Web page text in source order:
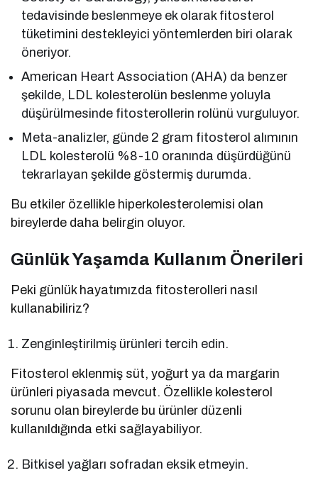
tedavisinde beslenmeye ek olarak fitosterol
tüketimini destekleyici yöntemlerden biri olarak
öneriyor.
American Heart Association (AHA) da benzer
şekilde, LDL kolesterolün beslenme yoluyla
düşürülmesinde fitosterollerin rolünü vurguluyor.
Meta-analizler, günde 2 gram fitosterol alımının
LDL kolesterolü %8-10 oranında düşürdüğünü
tekrarlayan şekilde göstermiş durumda.
Bu etkiler özellikle hiperkolesterolemisi olan
bireylerde daha belirgin oluyor.
Günlük Yaşamda Kullanım Önerileri
Peki günlük hayatımızda fitosterolleri nasıl
kullanabiliriz?
Zenginleştirilmiş ürünleri tercih edin.
Fitosterol eklenmiş süt, yoğurt ya da margarin
ürünleri piyasada mevcut. Özellikle kolesterol
sorunu olan bireylerde bu ürünler düzenli
kullanıldığında etki sağlayabiliyor.
Bitkisel yağları sofradan eksik etmeyin.